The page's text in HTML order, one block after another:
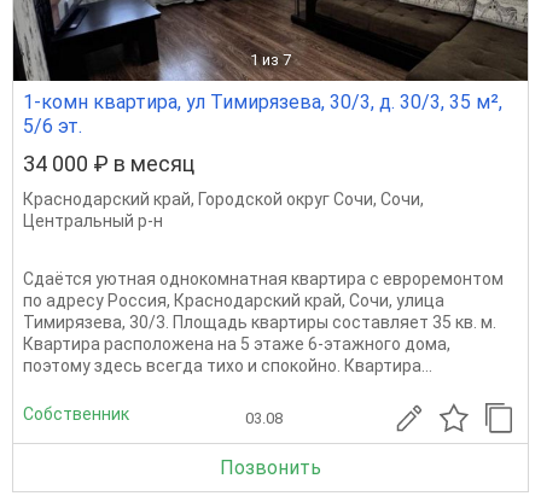
1 из 7
1-комн квартира, ул Тимирязева, 30/3, д. 30/3, 35 м²,
5/6 эт.
34 000 ₽ в месяц
Краснодарский край, Городской округ Сочи, Сочи,
Центральный р-н
Сдаётся уютная однокомнатная квартира с евроремонтом
по адресу Россия, Краснодарский край, Сочи, улица
Тимирязева, 30/3. Площадь квартиры составляет 35 кв. м.
Квартира расположена на 5 этаже 6-этажного дома,
поэтому здесь всегда тихо и спокойно. Квартира...
Собственник 03.08
Позвонить